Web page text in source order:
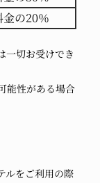
金の20％
一切お受けでき
能性がある場合
ルをご利用の際